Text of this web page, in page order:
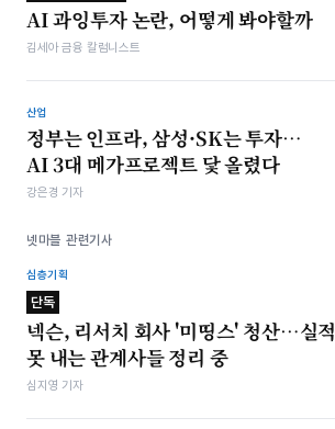
AI 과잉투자 논란, 어떻게 봐야할까
김세아 금융 칼럼니스트
산업
정부는 인프라, 삼성·SK는 투자…
AI 3대 메가프로젝트 닻 올렸다
강은경 기자
넷마블 관련기사
심층기획
단독
넥슨, 리서치 회사 '미띵스' 청산…실적
못 내는 관계사들 정리 중
심지영 기자